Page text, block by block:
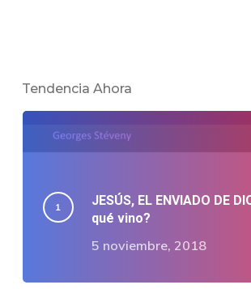
Tendencia Ahora
JESÚS, EL ENVIADO DE
qué vino?
5 noviembre, 2018